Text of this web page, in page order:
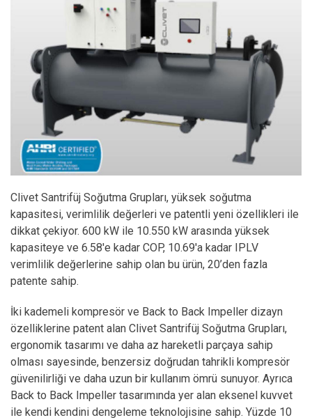
Clivet Santrifüj Soğutma Grupları, yüksek soğutma
kapasitesi, verimlilik değerleri ve patentli yeni özellikleri ile
dikkat çekiyor. 600 kW ile 10.550 kW arasında yüksek
kapasiteye ve 6.58'e kadar COP, 10.69'a kadar IPLV
verimlilik değerlerine sahip olan bu ürün, 20’den fazla
patente sahip.
İki kademeli kompresör ve Back to Back Impeller dizayn
özelliklerine patent alan Clivet Santrifüj Soğutma Grupları,
ergonomik tasarımı ve daha az hareketli parçaya sahip
olması sayesinde, benzersiz doğrudan tahrikli kompresör
güvenilirliği ve daha uzun bir kullanım ömrü sunuyor. Ayrıca
Back to Back Impeller tasarımında yer alan eksenel kuvvet
ile kendi kendini dengeleme teknolojisine sahip. Yüzde 10